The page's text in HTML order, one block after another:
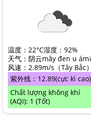
MÁY HÚT ẨM LỌC
MÁY HÚT ẨM TREO TRẦN
MÁY HÚT ẨM FUJIE
MÁY HÚT ẨM DRY MAX
MÁY HÚT ẨM ROTOR
MÁY HÚT ẨM HARISON
TỦ CHỐNG ẨM AILITE
TỦ CHỐNG ẨM DIGI - CABI
ĐIỀU HÒA DI ĐỘNG
ĐIỀU HÒA DI ĐỘNG
MÁY LỌC KHÔNG KHÍ
MÁY LỌC KHÔNG KHÍ
MÁY LỌC KHÔNG KHÍ
MÁY LỌC KHÔNG KHÍ DR
MÁY LỌC KHÔNG KHÍ LG
MÁY LỌC KHÔNG KHÍ
MÁY LÀM ĐÁ VIÊN
GIA DỤNG THÔNG MINH
GIA DỤNG THÔNG MINH
MÁY CẤP KHÍ TƯƠI
MÁY HÚT ẨM LỌC
MÁY HÚT ẨM TREO TRẦN
MÁY HÚT ẨM FUJIE
MÁY HÚT ẨM DRY MAX
MÁY HÚT ẨM ROTOR
MÁY HÚT ẨM HARISON
KHUYẾN MẠI
TIN CÔNG TY
THỜI TIẾT HÔM NAY
TIN TỨC MÁY HÚT ẨM
TIN TỨC MÁY LẠNH DI
TIN TỨC TỦ CHỐNG ẨM
TP HỒ CHÍ MINH
BÌNH DƯƠNG
TÂY NINH
BẾN TRE
LONG AN
ĐỒNG NAI
温度： 22°C湿度： 92%
天气：阴云mây đen u ám
风速： 2.89m/s （Tây Bắc）
紫外线： 12.89(cực kì cao)
Chất lượng không khí
(AQI): 1 (Tốt)